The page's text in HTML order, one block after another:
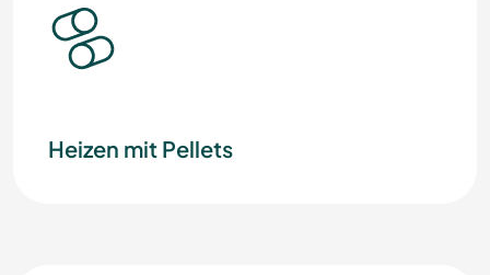
Heizen mit Pellets